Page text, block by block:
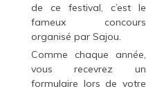
de ce festival, c’est le
fameux concours
organisé par Sajou.
Comme chaque année,
vous recevrez un
formulaire lors de votre